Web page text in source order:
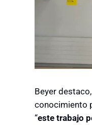
Beyer
conocimiento
“este trabajo